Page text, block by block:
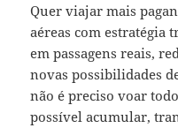
Quer viajar mais
aéreas com estratégia
em passagens reais,
novas possibilidades
não é preciso voar
possível acumular,